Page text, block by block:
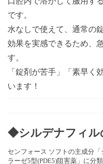
です。
水なしで使えて、通常の
効果を実感できるため、
す。
「錠剤が苦手」「素早く
います！
◆シルデナフィル
センフォース ソフトの主成分
ラーゼ5型(PDE5)阻害薬」に分